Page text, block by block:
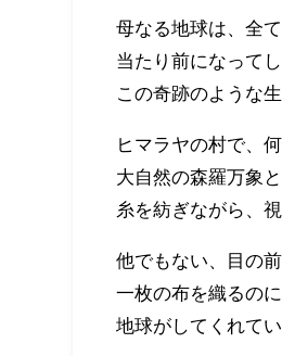
母なる地球は、全
当たり前になって
この奇跡のような
ヒマラヤの村で、
大自然の森羅万象
糸を紡ぎながら、
他でもない、目の
一枚の布を織るの
地球がしてくれて